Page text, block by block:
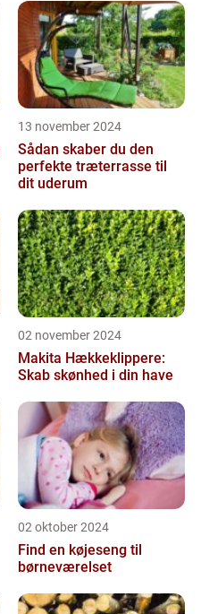
13 november 2024
Sådan skaber du den
perfekte træterrasse til
dit uderum
02 november 2024
Makita Hækkeklippere:
Skab skønhed i din have
02 oktober 2024
Find en køjeseng til
børneværelset